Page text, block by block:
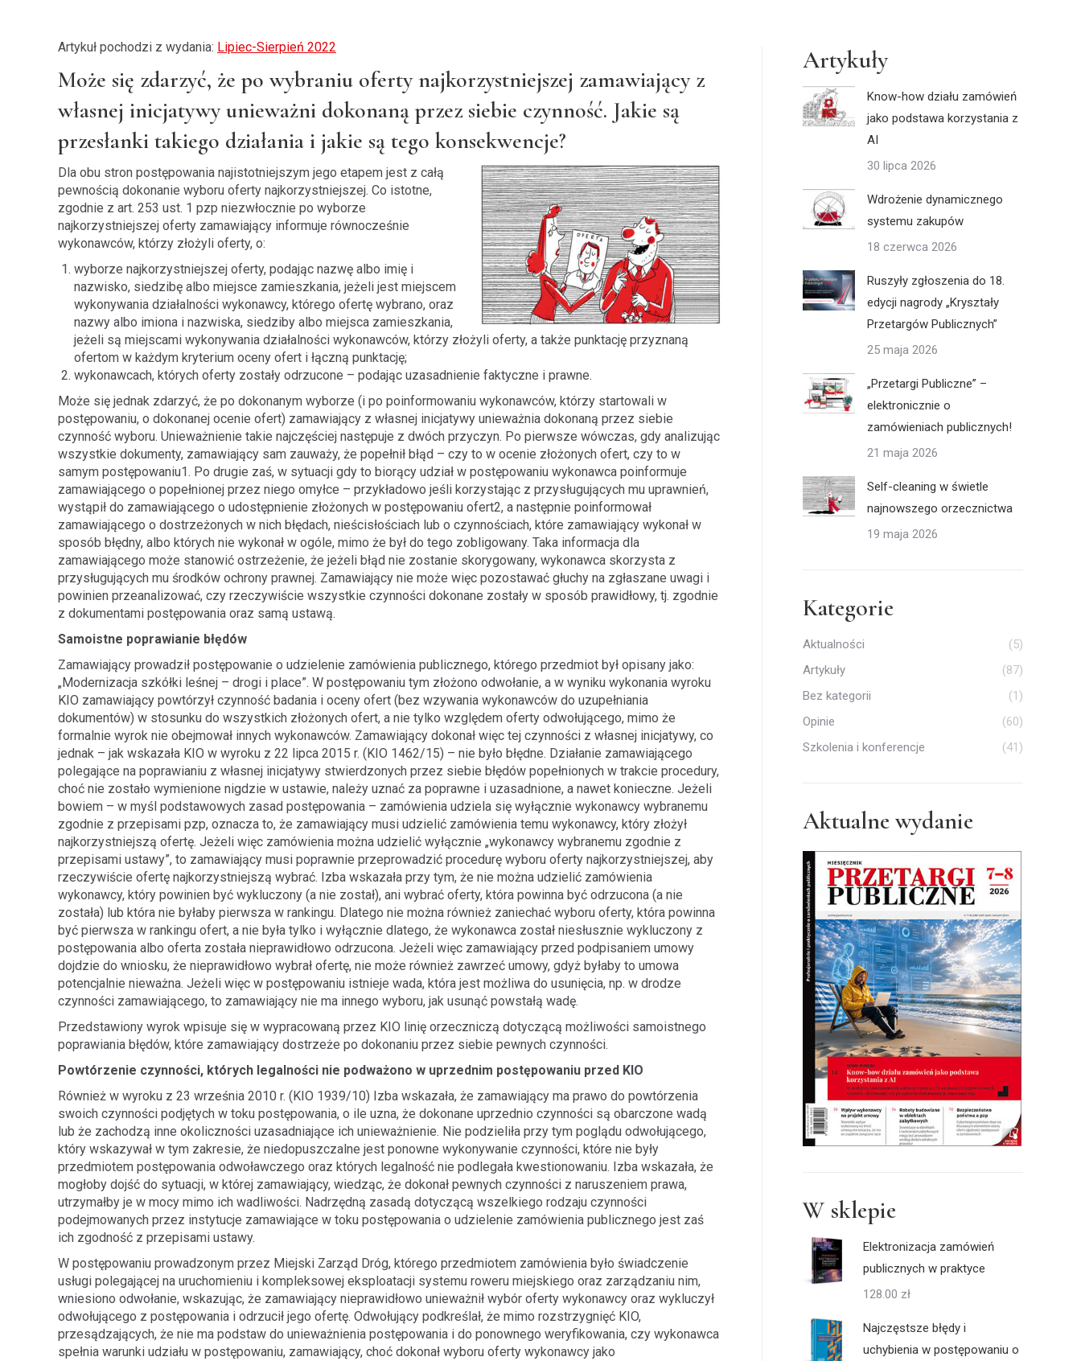
Artykuł pochodzi z wydania: Lipiec-Sierpień 2022
Może się zdarzyć, że po wybraniu oferty najkorzystniejszej zamawiający z
własnej inicjatywy unieważni dokonaną przez siebie czynność. Jakie są
przesłanki takiego działania i jakie są tego konsekwencje?
Dla obu stron postępowania najistotniejszym jego etapem jest z całą
pewnością dokonanie wyboru oferty najkorzystniejszej. Co istotne,
zgodnie z art. 253 ust. 1 pzp niezwłocznie po wyborze
najkorzystniejszej oferty zamawiający informuje równocześnie
wykonawców, którzy złożyli oferty, o:
wyborze najkorzystniejszej oferty, podając nazwę albo imię i
nazwisko, siedzibę albo miejsce zamieszkania, jeżeli jest miejscem
wykonywania działalności wykonawcy, którego ofertę wybrano, oraz
nazwy albo imiona i nazwiska, siedziby albo miejsca zamieszkania,
jeżeli są miejscami wykonywania działalności wykonawców, którzy złożyli oferty, a także punktację przyznaną
ofertom w każdym kryterium oceny ofert i łączną punktację;
wykonawcach, których oferty zostały odrzucone – podając uzasadnienie faktyczne i prawne.
Może się jednak zdarzyć, że po dokonanym wyborze (i po poinformowaniu wykonawców, którzy startowali w
postępowaniu, o dokonanej ocenie ofert) zamawiający z własnej inicjatywy unieważnia dokonaną przez siebie
czynność wyboru. Unieważnienie takie najczęściej następuje z dwóch przyczyn. Po pierwsze wówczas, gdy analizując
wszystkie dokumenty, zamawiający sam zauważy, że popełnił błąd – czy to w ocenie złożonych ofert, czy to w
samym postępowaniu1. Po drugie zaś, w sytuacji gdy to biorący udział w postępowaniu wykonawca poinformuje
zamawiającego o popełnionej przez niego omyłce – przykładowo jeśli korzystając z przysługujących mu uprawnień,
wystąpił do zamawiającego o udostępnienie złożonych w postępowaniu ofert2, a następnie poinformował
zamawiającego o dostrzeżonych w nich błędach, nieścisłościach lub o czynnościach, które zamawiający wykonał w
sposób błędny, albo których nie wykonał w ogóle, mimo że był do tego zobligowany. Taka informacja dla
zamawiającego może stanowić ostrzeżenie, że jeżeli błąd nie zostanie skorygowany, wykonawca skorzysta z
przysługujących mu środków ochrony prawnej. Zamawiający nie może więc pozostawać głuchy na zgłaszane uwagi i
powinien przeanalizować, czy rzeczywiście wszystkie czynności dokonane zostały w sposób prawidłowy, tj. zgodnie
z dokumentami postępowania oraz samą ustawą.
Samoistne poprawianie błędów
Zamawiający prowadził postępowanie o udzielenie zamówienia publicznego, którego przedmiot był opisany jako:
„Modernizacja szkółki leśnej – drogi i place”. W postępowaniu tym złożono odwołanie, a w wyniku wykonania wyroku
KIO zamawiający powtórzył czynność badania i oceny ofert (bez wzywania wykonawców do uzupełniania
dokumentów) w stosunku do wszystkich złożonych ofert, a nie tylko względem oferty odwołującego, mimo że
formalnie wyrok nie obejmował innych wykonawców. Zamawiający dokonał więc tej czynności z własnej inicjatywy, co
jednak – jak wskazała KIO w wyroku z 22 lipca 2015 r. (KIO 1462/15) – nie było błędne. Działanie zamawiającego
polegające na poprawianiu z własnej inicjatywy stwierdzonych przez siebie błędów popełnionych w trakcie procedury,
choć nie zostało wymienione nigdzie w ustawie, należy uznać za poprawne i uzasadnione, a nawet konieczne. Jeżeli
bowiem – w myśl podstawowych zasad postępowania – zamówienia udziela się wyłącznie wykonawcy wybranemu
zgodnie z przepisami pzp, oznacza to, że zamawiający musi udzielić zamówienia temu wykonawcy, który złożył
najkorzystniejszą ofertę. Jeżeli więc zamówienia można udzielić wyłącznie „wykonawcy wybranemu zgodnie z
przepisami ustawy”, to zamawiający musi poprawnie przeprowadzić procedurę wyboru oferty najkorzystniejszej, aby
rzeczywiście ofertę najkorzystniejszą wybrać. Izba wskazała przy tym, że nie można udzielić zamówienia
wykonawcy, który powinien być wykluczony (a nie został), ani wybrać oferty, która powinna być odrzucona (a nie
została) lub która nie byłaby pierwsza w rankingu. Dlatego nie można również zaniechać wyboru oferty, która powinna
być pierwsza w rankingu ofert, a nie była tylko i wyłącznie dlatego, że wykonawca został niesłusznie wykluczony z
postępowania albo oferta została nieprawidłowo odrzucona. Jeżeli więc zamawiający przed podpisaniem umowy
dojdzie do wniosku, że nieprawidłowo wybrał ofertę, nie może również zawrzeć umowy, gdyż byłaby to umowa
potencjalnie nieważna. Jeżeli więc w postępowaniu istnieje wada, która jest możliwa do usunięcia, np. w drodze
czynności zamawiającego, to zamawiający nie ma innego wyboru, jak usunąć powstałą wadę.
Przedstawiony wyrok wpisuje się w wypracowaną przez KIO linię orzeczniczą dotyczącą możliwości samoistnego
poprawiania błędów, które zamawiający dostrzeże po dokonaniu przez siebie pewnych czynności.
Powtórzenie czynności, których legalności nie podważono w uprzednim postępowaniu przed KIO
Również w wyroku z 23 września 2010 r. (KIO 1939/10) Izba wskazała, że zamawiający ma prawo do powtórzenia
swoich czynności podjętych w toku postępowania, o ile uzna, że dokonane uprzednio czynności są obarczone wadą
lub że zachodzą inne okoliczności uzasadniające ich unieważnienie. Nie podzieliła przy tym poglądu odwołującego,
który wskazywał w tym zakresie, że niedopuszczalne jest ponowne wykonywanie czynności, które nie były
przedmiotem postępowania odwoławczego oraz których legalność nie podlegała kwestionowaniu. Izba wskazała, że
mogłoby dojść do sytuacji, w której zamawiający, wiedząc, że dokonał pewnych czynności z naruszeniem prawa,
utrzymałby je w mocy mimo ich wadliwości. Nadrzędną zasadą dotyczącą wszelkiego rodzaju czynności
podejmowanych przez instytucje zamawiające w toku postępowania o udzielenie zamówienia publicznego jest zaś
ich zgodność z przepisami ustawy.
W postępowaniu prowadzonym przez Miejski Zarząd Dróg, którego przedmiotem zamówienia było świadczenie
usługi polegającej na uruchomieniu i kompleksowej eksploatacji systemu roweru miejskiego oraz zarządzaniu nim,
wniesiono odwołanie, wskazując, że zamawiający nieprawidłowo unieważnił wybór oferty wykonawcy oraz wykluczył
odwołującego z postępowania i odrzucił jego ofertę. Odwołujący podkreślał, że mimo rozstrzygnięć KIO,
przesądzających, że nie ma podstaw do unieważnienia postępowania i do ponownego weryfikowania, czy wykonawca
spełnia warunki udziału w postępowaniu, zamawiający, choć dokonał wyboru oferty wykonawcy jako
Artykuły
Know-how działu zamówień
jako podstawa korzystania z
AI
30 lipca 2026
Wdrożenie dynamicznego
systemu zakupów
18 czerwca 2026
Ruszyły zgłoszenia do 18.
edycji nagrody „Kryształy
Przetargów Publicznych”
25 maja 2026
„Przetargi Publiczne” –
elektronicznie o
zamówieniach publicznych!
21 maja 2026
Self-cleaning w świetle
najnowszego orzecznictwa
19 maja 2026
Kategorie
Aktualności
(5)
Artykuły
(87)
Bez kategorii
(1)
Opinie
(60)
Szkolenia i konferencje
(41)
Aktualne wydanie
W sklepie
Elektronizacja zamówień
publicznych w praktyce
128.00 zł
Najczęstsze błędy i
uchybienia w postępowaniu o